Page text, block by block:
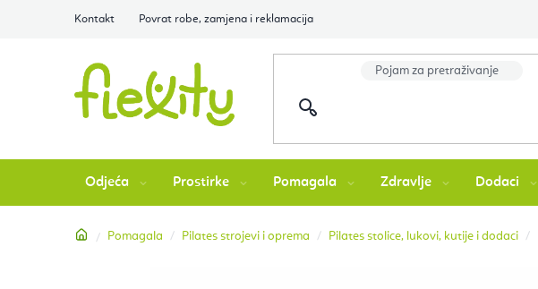
Kontakt Povrat robe, zamjena i reklamacija
Odjeća Prostirke Pomagala Zdravlje Dodaci
Početna
Pomagala Pilates strojevi i oprema Pilates stolice, lukovi, kutije i dodaci